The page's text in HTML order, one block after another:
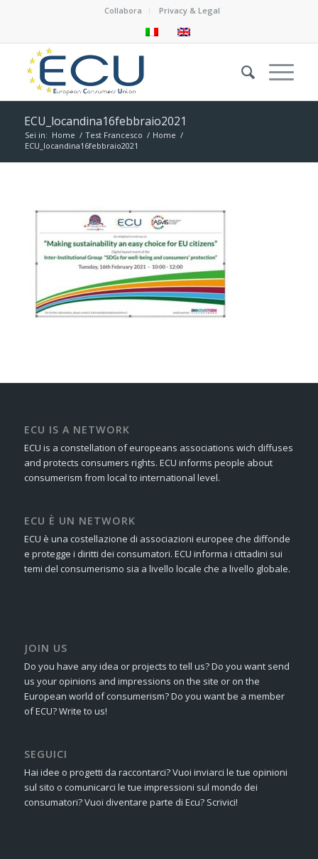
Collabora Privacy & Legal
ECU_locandina16febbraio2021
Sei in: Home / Test Francesco / Home /
ECU_locandina16febbraio2021
ECU IS A NETWORK
ECU is a constellation of europeans associations wich diffuses
and protects consumers rights. ECU informs people about
consumerism from local to international level.
ECU È UN NETWORK
ECU è una costellazione di associazioni europee che diffonde
e protegge i diritti dei consumatori. ECU informa i cittadini sui
temi del consumerismo sia a livello locale che a livello globale.
JOIN US
Do you have any idea or projects to tell us? Do you want send
us your opinions and impressions on the site or on the
European world of consumerism? Do you want be a member
of ECU? Write to us!
SEGUICI
Hai idee o progetti da raccontarci? Vuoi inviarci le tue opinioni
sul sito o comunicarci le tue impressioni sul mondo dei
consumatori? Vuoi diventare parte di Ecu? Scrivici!